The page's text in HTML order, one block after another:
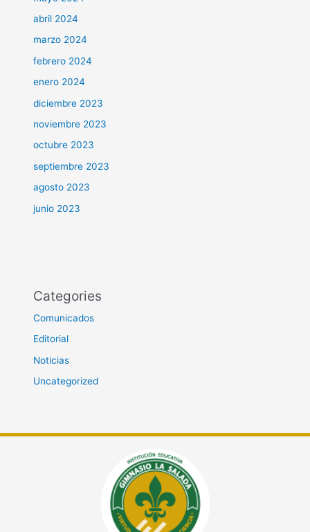
abril 2024
marzo 2024
febrero 2024
enero 2024
diciembre 2023
noviembre 2023
octubre 2023
septiembre 2023
agosto 2023
junio 2023
Categories
Comunicados
Editorial
Noticias
Uncategorized